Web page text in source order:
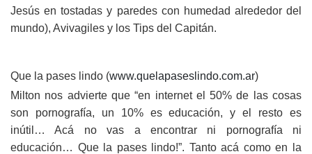
Jesús en tostadas y paredes con humedad alrededor del
mundo), Avivagiles y los Tips del Capitán.
Que la pases lindo (www.quelapaseslindo.com.ar)
Milton nos advierte que “en internet el 50% de las cosas
son pornografía, un 10% es educación, y el resto es
inútil… Acá no vas a encontrar ni pornografía ni
educación… Que la pases lindo!”. Tanto acá como en la